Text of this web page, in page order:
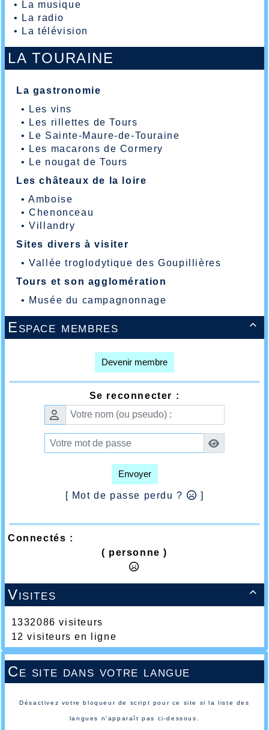
•
La musique
•
La radio
•
La télévision
LA TOURAINE
La gastronomie
•
Les vins
•
Les rillettes de Tours
•
Le Sainte-Maure-de-Touraine
•
Les macarons de Cormery
•
Le nougat de Tours
Les châteaux de la loire
•Amboise
•Chenonceau
•Villandry
Sites divers à visiter
•Vallée troglodytique des Goupillières
Tours et son agglomération
• Musée du campagnonnage

Espace membres
Devenir membre
Se reconnecter :
Envoyer
[ Mot de passe perdu ? ]
Connectés :
( personne )

Visites
1332086 visiteurs
12 visiteurs en ligne
Ce site dans votre langue
Désactivez votre bloqueur de script pour ce site si la liste des
langues n'apparaît pas ci-dessous.